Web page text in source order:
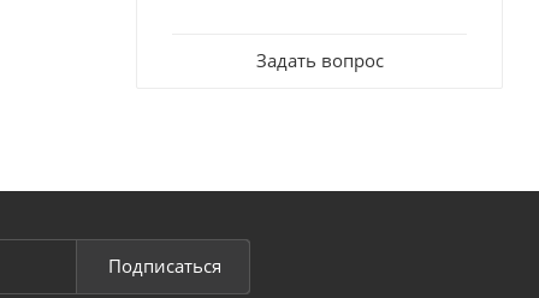
Задать вопрос
Подписаться